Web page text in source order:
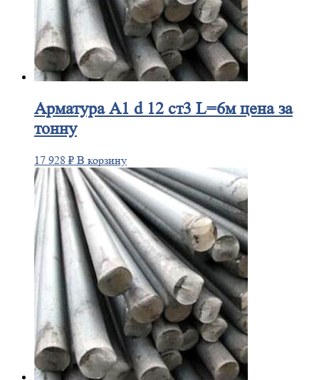
АрматураА1 d 12 ст3 L=6м цена за
тонну
17 928 ₽ В корзину